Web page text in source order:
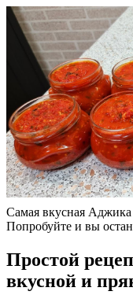
Самая вкусная
Попробуйте и вы
Простой
вкусной и